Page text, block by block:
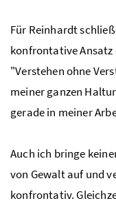
Für Reinhardt
konfrontative
"Verstehen ohne
meiner ganzen
gerade in meiner
Auch ich bringe
von Gewalt auf und
konfrontativ.